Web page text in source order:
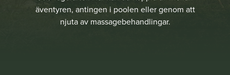
äventyren, antingen i poolen eller genom att
njuta av massagebehandlingar.